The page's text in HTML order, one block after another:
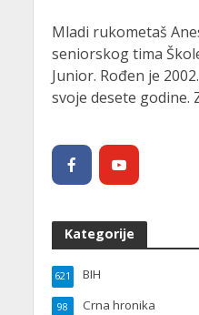
Mladi rukometaš
seniorskog tima
Junior. Rođen je
svoje desete godine.
Kategorije
BIH
621
Crna hronika
98